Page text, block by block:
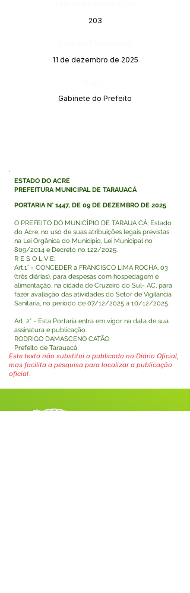
203
11 de dezembro de 2025
Gabinete do Prefeito
ESTADO DO ACRE
PREFEITURA MUNICIPAL DE TARAUACÁ
PORTARIA N° 1447, DE 09 DE DEZEMBRO DE 2025
O PREFEITO DO MUNICÍPIO DE TARAUA CÁ, Estado
do Acre, no uso de suas atribuições legais previstas
na Lei Orgânica do Município, Lei Municipal no
809/2014 e Decreto no 122/2025.
R E S O L V E:
Art.1° - CONCEDER a FRANCISCO LIMA ROCHA, 03
(três diárias), para despesas com hospedagem e
alimentação, na cidade de Cruzeiro do Sul- AC, para
fazer avaliação das atividades do Setor de Vigilância
Sanitária, no período de 07/12/2025 a 10/12/2025.
Art. 2° - Esta Portaria entra em vigor na data de sua
assinatura e publicação.
RODRIGO DAMASCENO CATÃO
Prefeito de Tarauacá
Este texto não substitui o publicado no Diário Oficial,
mas facilita a pesquisa para localizar a publicação
oficial.